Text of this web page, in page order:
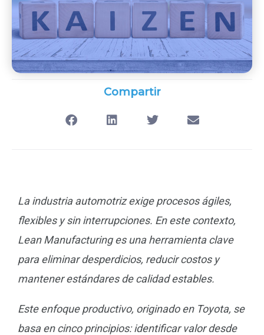
Compartir
La industria automotriz exige procesos ágiles,
flexibles y sin interrupciones. En este contexto,
Lean Manufacturing es una herramienta clave
para eliminar desperdicios, reducir costos y
mantener estándares de calidad estables.
Este enfoque productivo, originado en Toyota, se
basa en cinco principios: identificar valor desde